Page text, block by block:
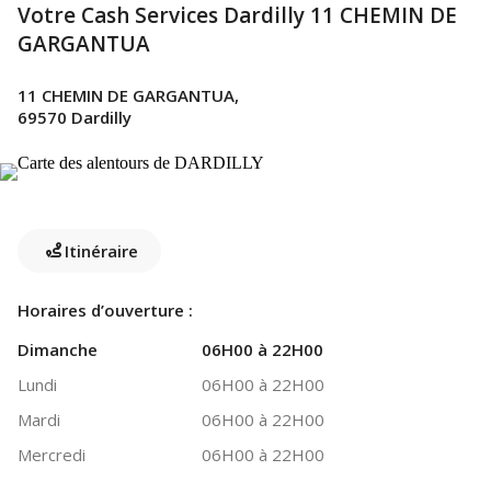
Votre Cash Services Dardilly 11 CHEMIN DE
GARGANTUA
11 CHEMIN DE GARGANTUA,
69570 Dardilly
Itinéraire
Horaires d’ouverture :
Dimanche
06H00 à 22H00
Lundi
06H00 à 22H00
Mardi
06H00 à 22H00
Mercredi
06H00 à 22H00